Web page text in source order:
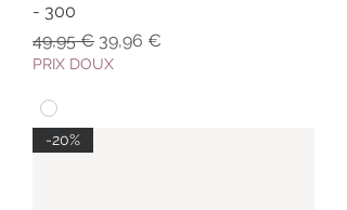
- 300
Prix original
49,95 € Prix promotionnel
39,96 €
PRIX DOUX
-20%